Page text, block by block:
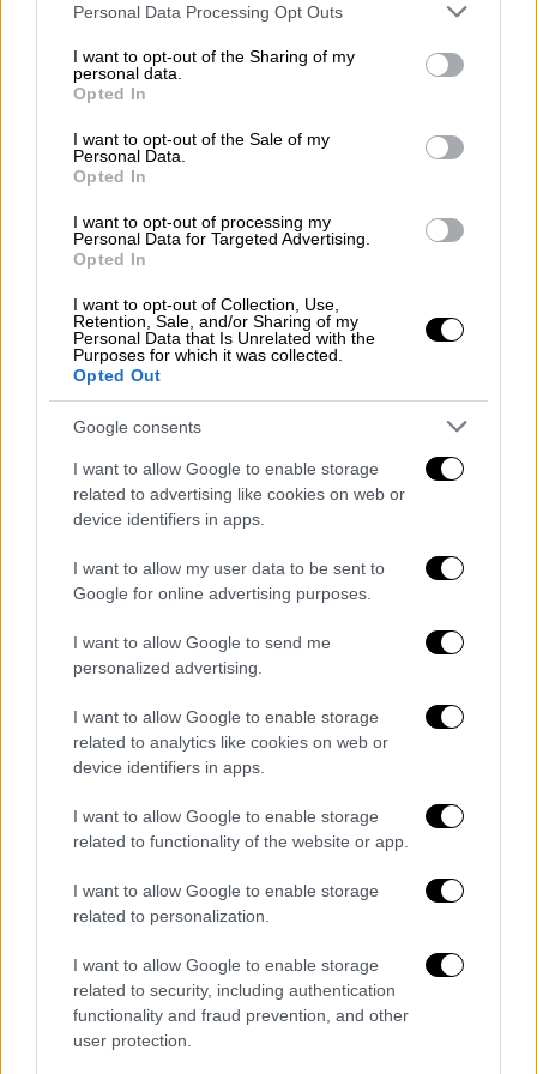
Please note that this website/app uses one or more Google
not limited to your visit or usage behaviour. You may click to
grant or deny consent to Google and its third-party tags to
use your data for below specified purposes in below Google
consent section.
Personal Data Processing Opt Outs
I want to opt-out of the Sharing of my
personal data.
Opted In
I want to opt-out of the Sale of my
Personal Data.
Opted In
I want to opt-out of processing my
Personal Data for Targeted Advertising.
Opted In
I want to opt-out of Collection, Use,
Retention, Sale, and/or Sharing of my
Personal Data that Is Unrelated with the
Purposes for which it was collected.
Opted Out
Google consents
I want to allow Google to enable storage
related to advertising like cookies on web or
device identifiers in apps.
I want to allow my user data to be sent to
Google for online advertising purposes.
I want to allow Google to send me
personalized advertising.
I want to allow Google to enable storage
related to analytics like cookies on web or
device identifiers in apps.
I want to allow Google to enable storage
related to functionality of the website or app.
I want to allow Google to enable storage
related to personalization.
I want to allow Google to enable storage
related to security, including authentication
functionality and fraud prevention, and other
user protection.
Όμως η δυνατότητα που δίνεται σε ιδιώτες
γιατρούς να χειρουργούν στο ΕΣΥ
υποκρύπτει πολλές παγίδες για τους
1. Οι ασθενείς εάν επιλέξουν να
γιατρό, με βάση τη σχετική υπουργική
απόφαση που ισχύει και για τα απογευματινά
χειρουργεία, θα πρέπει να πληρώνουν το
ανώτερο έως 2 200€ για εξαιρετικά βαριές
επεμβάσεις.
Όμως θεωρείται σχεδόν βέβαιον ότι οι
ιδιώτες γιατροί που θα επιλέξουν το
ιδιωτικό τομέα για να χειρουργήσουν, θα
απαιτήσουν πολύ περισσότερα χρήματα
ιδιωτικές κλινικές είναι πολύ πιο υψηλές.
Με το επιχείρημα ότι οι πολίτες θα
εξοικονομούν χρήματα από τις ιδιωτικές
κλινικές αφού θα νοσηλευτούν στο ΕΣΥ,
είναι πιθανό να ζητούν χρήματα κάτω από το
τραπέζι. Έτσι το ποσό που θα εισπράττουν
στο τέλος θα είναι πολύ μεγαλύτερο από
αποζημιώσεις. Μάλιστα θα είναι εξαιρετικά
δύσκολο να εντοπιστούν τέτοια φαινόμενα,
καθώς ο ασθενής είναι εκείνος που επιλέγει
τον γιατρό του ιδιωτικού τομέα και
θεωρείται απίθανο να τον καταγγείλει για
υπερχρέωση αφού θα έχει προηγηθεί και
σχετική συμφωνία. Οι επιπλέον χρεώσεις
βεβαίως θα είναι αφορολόγητες και δεν θα